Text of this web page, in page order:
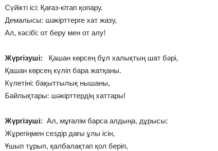
Сүйікті ісі: Қағаз-кітап қопару.
Демалысы: шәкірттерге хат жазу,
Ал, кәсібі: от беру мен от алу!
Жүргізуші:
Қашан көрсең бұл халықтың шат бәрі,
Қашан көрсең күліп бара жатқаны.
Күлетіні: бақыттылық нышаны,
Байлықтары: шәкірттердің хаттары!
Жүргізуші: Ал, мұғалім барса алдыңа, дұрысы:
Жұрегіңмен сездір дағы ұлы ісін,
Ұшып тұрып, қалбалақтап қол беріп,